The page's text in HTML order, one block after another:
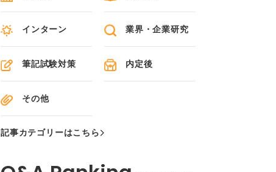
インターン 業界・企業研究
筆記試験対策 内定後
その他
記事カテゴリーはこちら